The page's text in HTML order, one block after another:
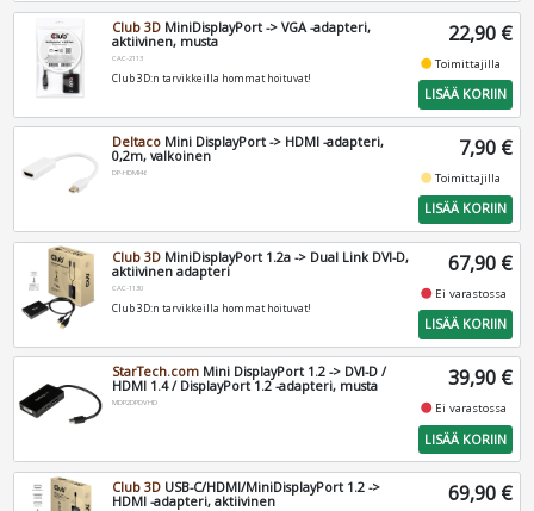
Club 3D MiniDisplayPort -> VGA -adapteri,
aktiivinen, musta
CAC-2113
Club 3D:n tarvikkeilla hommat hoituvat!
22,90 €
fiber_manual_recordToimittajilla
LISÄÄ KORIIN
Deltaco Mini DisplayPort -> HDMI -adapteri,
0,2m, valkoinen
DP-HDMI46
7,90 €
fiber_manual_recordToimittajilla
LISÄÄ KORIIN
Club 3D MiniDisplayPort 1.2a -> Dual Link DVI-D,
aktiivinen adapteri
CAC-1130
Club 3D:n tarvikkeilla hommat hoituvat!
67,90 €
fiber_manual_record Ei varastossa
LISÄÄ KORIIN
StarTech.com Mini DisplayPort 1.2 -> DVI-D /
HDMI 1.4 / DisplayPort 1.2 -adapteri, musta
MDP2DPDVHD
39,90 €
fiber_manual_record Ei varastossa
LISÄÄ KORIIN
Club 3D USB-C/HDMI/MiniDisplayPort 1.2 ->
HDMI -adapteri, aktiivinen
69,90 €